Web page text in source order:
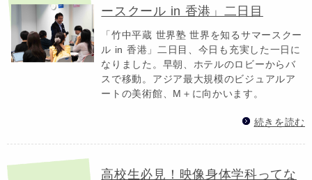
ースクール in 香港」二日目
「竹中平蔵 世界塾 世界を知るサマースクー
ル in 香港」二日目、今日も充実した一日に
なりました。早朝、ホテルのロビーからバ
スで移動。アジア最大規模のビジュアルア
ートの美術館、M＋に向かいます。
続きを読む
高校生必見！映像身体学科ってな